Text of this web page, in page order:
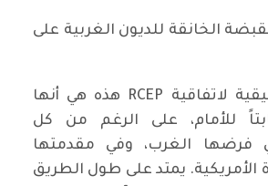
الخانقة للديون الغربية على
إن الفائدة الحقيقية لاتفاقية RCEP هذه هي أنها
للأمام، على الرغم من كل
فرضها الغرب، وفي مقدمتها
الأمريكية. يمتد على طول الطريق